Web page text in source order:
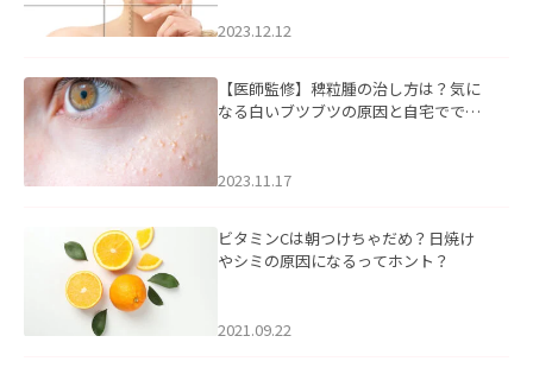
2023.12.12
【医師監修】稗粒腫の治し方は？気に
なる白いブツブツの原因と自宅ででき
2023.11.17
ビタミンCは朝つけちゃだめ？日焼け
やシミの原因になるってホント？
2021.09.22